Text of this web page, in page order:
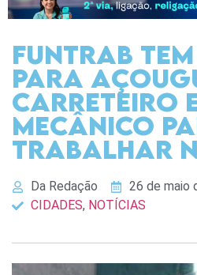
Funtrab
para
carreteiro
mecânico
trabalhar
Da Redação
26 de maio
CIDADES, NOTÍCIAS